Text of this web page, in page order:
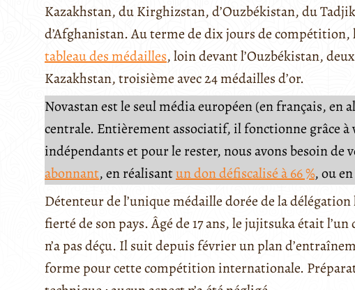
Kazakhstan, du Kirghizstan, d’Ouzbékistan, du
d’Afghanistan. Au terme de dix jours de
tableau des médailles, loin devant l’Ouzbékistan,
Kazakhstan, troisième avec 24 médailles d’or.
Novastan est le seul média européen (en français, en
centrale. Entièrement associatif, il fonctionne grâce
indépendants et pour le rester, nous avons besoin de
abonnant, en réalisantun don défiscalisé à 66 %, ou
Détenteur de l’unique médaille dorée de la
fierté de son pays. Âgé de 17 ans, le jujitsuka était
n’a pas déçu. Il suit depuis février un plan
forme pour cette compétition internationale.